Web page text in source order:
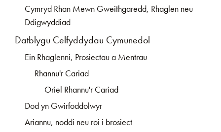
Cymryd Rhan Mewn Gweithgaredd, Rhaglen neu
Ddigwyddiad
Datblygu Celfyddydau Cymunedol
Ein Rhaglenni, Prosiectau a Mentrau
Rhannu'r Cariad
Oriel Rhannu'r Cariad
Dod yn Gwirfoddolwyr
Ariannu, noddi neu roi i brosiect